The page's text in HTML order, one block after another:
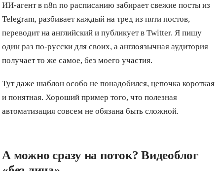
ИИ-агент в n8n по расписанию забирает свежие посты из
Telegram, разбивает каждый на тред из пяти постов,
переводит на английский и публикует в Twitter. Я пишу
один раз по-русски для своих, а англоязычная аудитория
получает то же самое, без моего участия.
Тут даже шаблон особо не понадобился, цепочка короткая
и понятная. Хороший пример того, что полезная
автоматизация совсем не обязана быть сложной.
А можно сразу на поток? Видеоблог